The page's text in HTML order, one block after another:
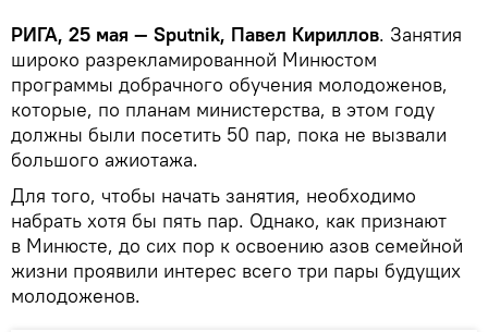
РИГА, 25 мая — Sputnik, Павел Кириллов. Занятия
широко разрекламированной Минюстом
программы добрачного обучения молодоженов,
которые, по планам министерства, в этом году
должны были посетить 50 пар, пока не вызвали
большого ажиотажа.
Для того, чтобы начать занятия, необходимо
набрать хотя бы пять пар. Однако, как признают
в Минюсте, до сих пор к освоению азов семейной
жизни проявили интерес всего три пары будущих
молодоженов.